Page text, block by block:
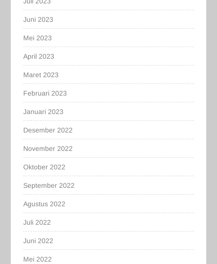
Juni 2023
Mei 2023
April 2023
Maret 2023
Februari 2023
Januari 2023
Desember 2022
November 2022
Oktober 2022
September 2022
Agustus 2022
Juli 2022
Juni 2022
Mei 2022